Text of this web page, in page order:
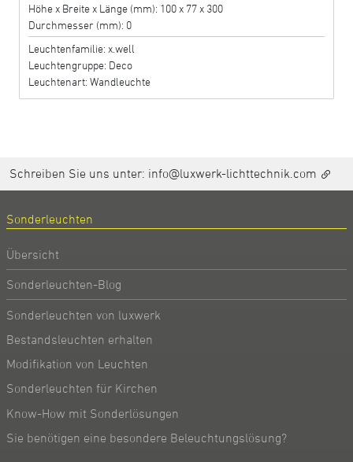
Höhe x Breite x Länge (mm): 100 x 77 x 300
Durchmesser (mm): 0
Leuchtenfamilie: x.well
Leuchtengruppe: Deco
Leuchtenart: Wandleuchte
Schreiben Sie uns unter: info@luxwerk-lichttechnik.com
Sonderleuchten
Übersicht
Sonderleuchten-Blog
Sonderleuchten von luxwerk
Bestandsleuchten erhalten
Modifikation von Leuchten
Sonderleuchten für Kirchen
Know-How mit Sonderlösungen
Sie benötigen eine besondere Beleuchtungslösung?